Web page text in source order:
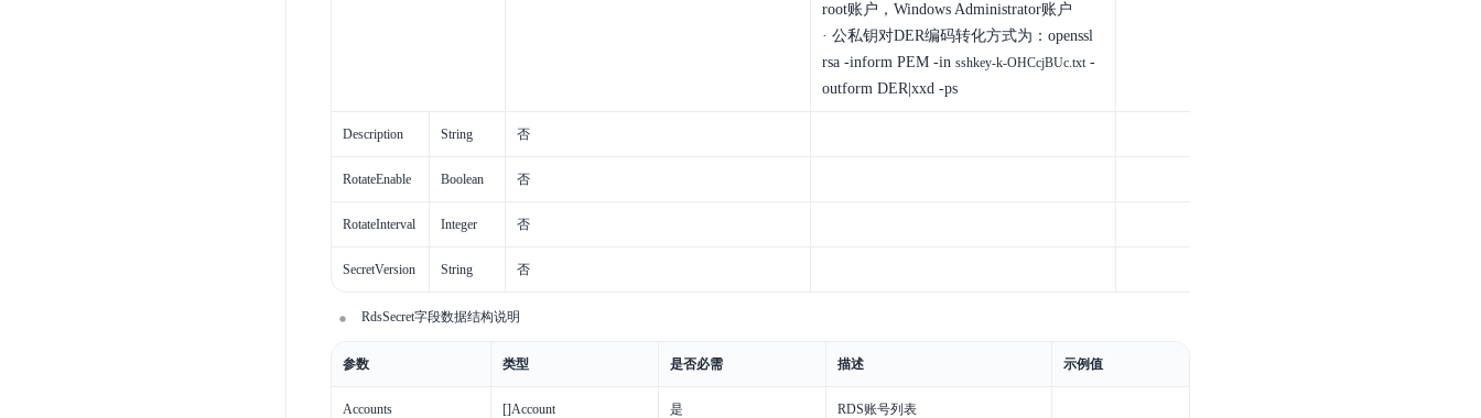
root账户，Windows Administrator账户
· 公私钥对DER编码转化方式为：openssl
rsa -inform PEM -in sshkey-k-OHCcjBUc.txt-
outform DER|xxd -ps
Description String 否
RotateEnable Boolean 否
RotateInterval Integer 否
SecretVersion String 否
RdsSecret字段数据结构说明
参数 类型 是否必需 描述 示例值
Accounts []Account 是 RDS账号列表